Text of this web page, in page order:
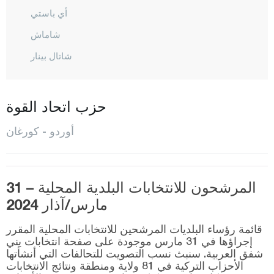
أي باستي
شاماش
شاتال بينار
فاطصا
غول كايلي
إيكيزجيه
كابادوز
كاباتشا
كورغان
حزب اتحاد القوة
أوردو - كورغان
المرشحون للانتخابات البلدية المحلية – 31
مارس/آذار 2024
قائمة رؤساء البلديات المرشحين للانتخابات المحلية المقرر
إجراؤها في 31 مارس موجودة على صفحة انتخابات يني
شفق العربية. سنبث نسب التصويت للتحالفات التي أنشأتها
الأحزاب التركية في 81 ولاية ومنطقة ونتائج الانتخابات